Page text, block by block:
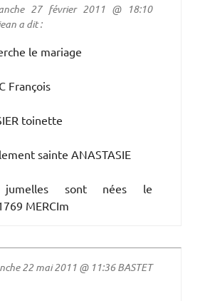
27 février 2011 @ 18:10
a dit :
le mariage
François
toinette
sainte ANASTASIE
jumelles sont nées le
MERCIm
22 mai 2011 @ 11:36 BASTET